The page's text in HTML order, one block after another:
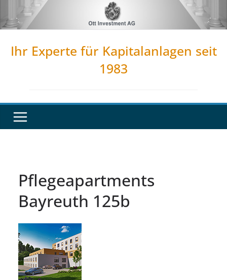
Inhalt
Ihr Experte für Kapitalanlagen seit
1983
Pflegeapartments
Bayreuth 125b